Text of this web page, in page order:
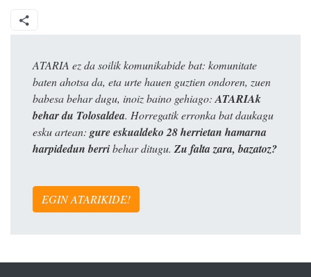
ATARIA ez da soilik komunikabide bat: komunitate
baten ahotsa da, eta urte hauen guztien ondoren, zuen
babesa behar dugu, inoiz baino gehiago: ATARIAk
behar du Tolosaldea. Horregatik erronka bat daukagu
esku artean: gure eskualdeko 28 herrietan hamarna
harpidedun berribehar ditugu. Zu falta zara, bazatoz?
EGIN ATARIKIDE!